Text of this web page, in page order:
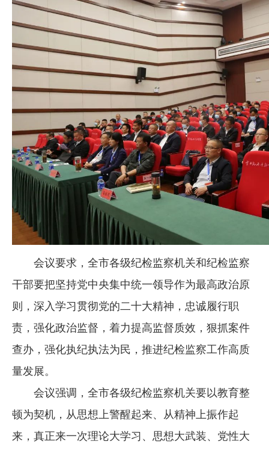
会议要求，全市各级纪检监察机关和纪检监察
干部要把坚持党中央集中统一领导作为最高政治原
则，深入学习贯彻党的二十大精神，忠诚履行职
责，强化政治监督，着力提高监督质效，狠抓案件
查办，强化执纪执法为民，推进纪检监察工作高质
量发展。
会议强调，全市各级纪检监察机关要以教育整
顿为契机，从思想上警醒起来、从精神上振作起
来，真正来一次理论大学习、思想大武装、党性大